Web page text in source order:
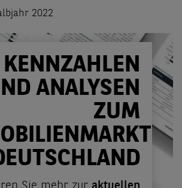
2022
KENNZAHLEN
ANALYSEN
ZUM